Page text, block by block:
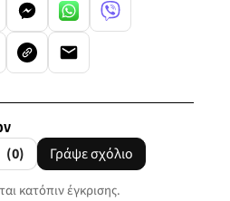
(0) Γράψε σχόλιο
κατόπιν έγκρισης.